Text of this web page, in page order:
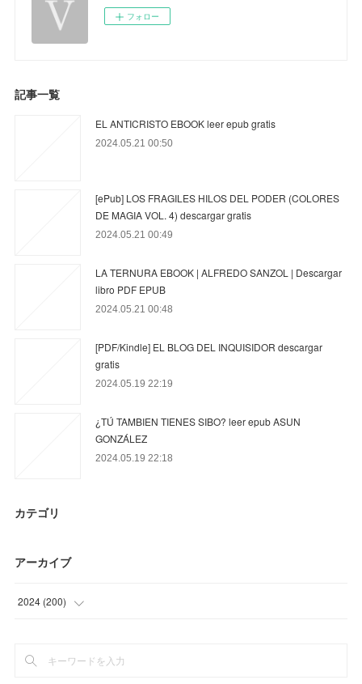
フォロー
記事一覧
EL ANTICRISTO EBOOK leer epub gratis
2024.05.21 00:50
[ePub] LOS FRAGILES HILOS DEL PODER (COLORES
DE MAGIA VOL. 4) descargar gratis
2024.05.21 00:49
LA TERNURA EBOOK | ALFREDO SANZOL | Descargar
libro PDF EPUB
2024.05.21 00:48
[PDF/Kindle] EL BLOG DEL INQUISIDOR descargar
gratis
2024.05.19 22:19
¿TÚ TAMBIEN TIENES SIBO? leer epub ASUN
GONZÁLEZ
2024.05.19 22:18
カテゴリ
アーカイブ
2024 (200)
(